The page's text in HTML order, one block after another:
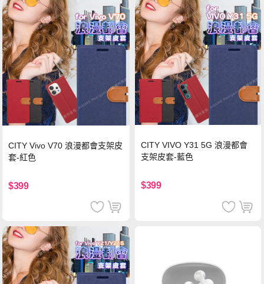
CITY Vivo V70 浪漫都會支架皮
套-紅色
$399
CITY VIVO Y31 5G 浪漫都會
支架皮套-藍色
$399